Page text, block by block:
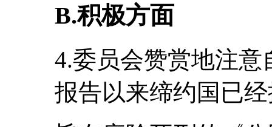
B.积极方面
4.委员会赞赏地注
报告以来缔约国已